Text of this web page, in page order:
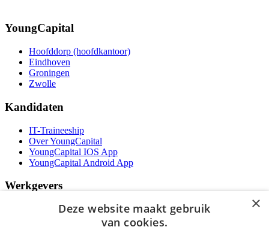
YoungCapital
Hoofddorp (hoofdkantoor)
Eindhoven
Groningen
Zwolle
Kandidaten
IT-Traineeship
Over YoungCapital
YoungCapital IOS App
YoungCapital Android App
Werkgevers
Het concept
×
Deze website maakt gebruik
van cookies.